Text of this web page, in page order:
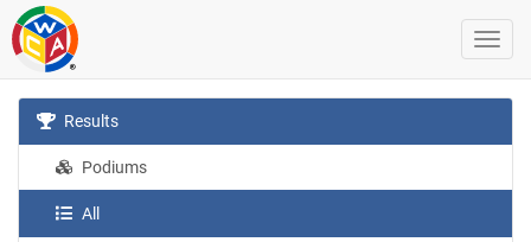
Results
Podiums
All